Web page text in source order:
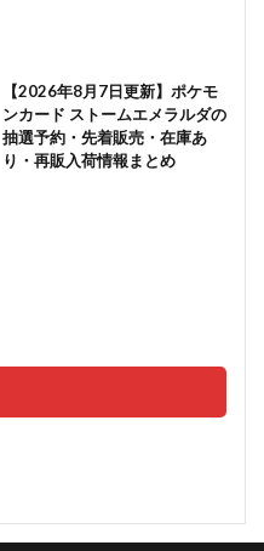
【2026年8月7日更新】ポケモ
ンカード ストームエメラルダの
抽選予約・先着販売・在庫あ
り・再販入荷情報まとめ